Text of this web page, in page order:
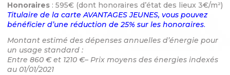
Honoraires : 595€ (dont honoraires d’état des lieux 3€/m²)
Titulaire de la carte AVANTAGES JEUNES, vous pouvez
bénéficier d’une réduction de 25% sur les honoraires.
Montant estimé des dépenses annuelles d’énergie pour
un usage standard :
Entre 860 € et 1210 €– Prix moyens des énergies indexés
au 01/01/2021